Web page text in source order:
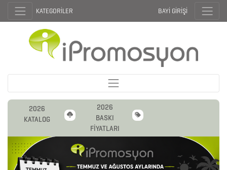
KATEGORİLER BAYİ GİRİŞİ
2026
KATALOG
2026
BASKI
FİYATLARI